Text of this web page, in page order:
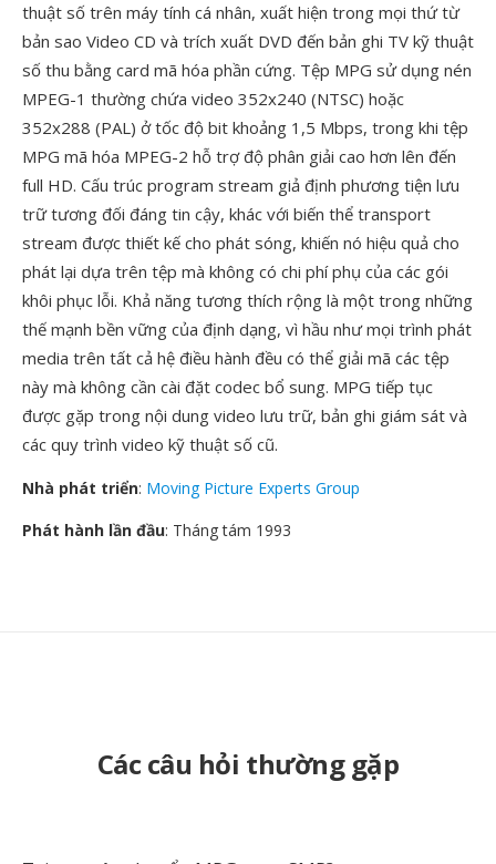
thuật số trên máy tính cá nhân, xuất hiện trong mọi thứ từ
bản sao Video CD và trích xuất DVD đến bản ghi TV kỹ thuật
số thu bằng card mã hóa phần cứng. Tệp MPG sử dụng nén
MPEG-1 thường chứa video 352x240 (NTSC) hoặc
352x288 (PAL) ở tốc độ bit khoảng 1,5 Mbps, trong khi tệp
MPG mã hóa MPEG-2 hỗ trợ độ phân giải cao hơn lên đến
full HD. Cấu trúc program stream giả định phương tiện lưu
trữ tương đối đáng tin cậy, khác với biến thể transport
stream được thiết kế cho phát sóng, khiến nó hiệu quả cho
phát lại dựa trên tệp mà không có chi phí phụ của các gói
khôi phục lỗi. Khả năng tương thích rộng là một trong những
thế mạnh bền vững của định dạng, vì hầu như mọi trình phát
media trên tất cả hệ điều hành đều có thể giải mã các tệp
này mà không cần cài đặt codec bổ sung. MPG tiếp tục
được gặp trong nội dung video lưu trữ, bản ghi giám sát và
các quy trình video kỹ thuật số cũ.
Nhà phát triển: Moving Picture Experts Group
Phát hành lần đầu: Tháng tám 1993
Các câu hỏi thường gặp